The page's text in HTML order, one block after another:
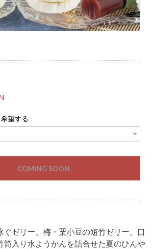
望する
COMING SOON
ぐゼリー、梅・栗小豆の短竹ゼリー、口
筒入り水ようかんを詰合せた夏のひんや